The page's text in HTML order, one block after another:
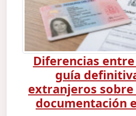
Diferencias entre
guía
extranjeros
documentación